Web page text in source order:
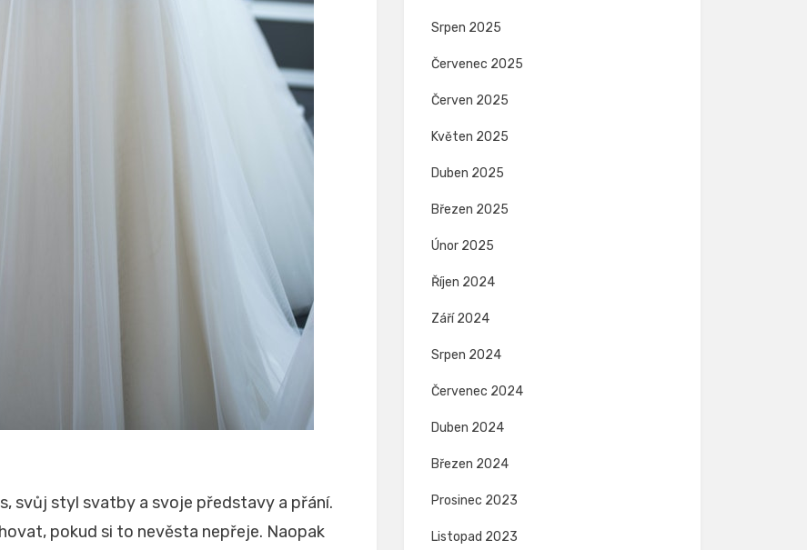
svůj styl svatby a svoje představy a přání.
pokud si to nevěsta nepřeje. Naopak
Srpen 2025
Červenec 2025
Červen 2025
Květen 2025
Duben 2025
Březen 2025
Únor 2025
Říjen 2024
Září 2024
Srpen 2024
Červenec 2024
Duben 2024
Březen 2024
Prosinec 2023
Listopad 2023